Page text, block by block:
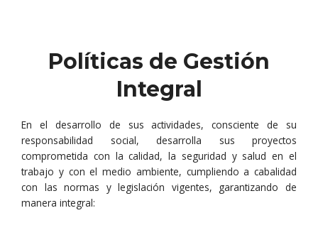
Políticas de Gestión
Integral
En el desarrollo de sus actividades, consciente de su
responsabilidad social, desarrolla sus proyectos
comprometida con la calidad, la seguridad y salud en el
trabajo y con el medio ambiente, cumpliendo a cabalidad
con las normas y legislación vigentes, garantizando de
manera integral: